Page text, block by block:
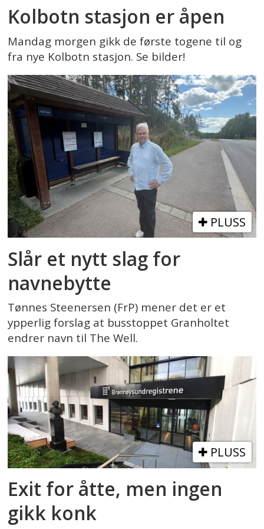
Kolbotn stasjon er åpen
Mandag morgen gikk de første togene til og
fra nye Kolbotn stasjon. Se bilder!
PLUSS
Slår et nytt slag for
navnebytte
Tønnes Steenersen (FrP) mener det er et
ypperlig forslag at busstoppet Granholtet
endrer navn til The Well.
PLUSS
Exit for åtte, men ingen
gikk konk